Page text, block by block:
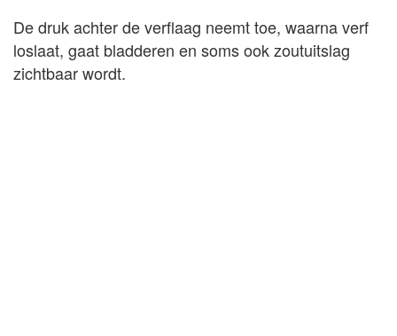
De druk achter de verflaag neemt toe, waarna verf
loslaat, gaat bladderen en soms ook zoutuitslag
zichtbaar wordt.